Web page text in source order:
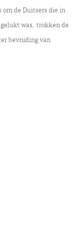
om de Duitsers die in
was, trokken de
bevrijding van